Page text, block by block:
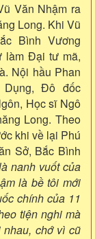
Văn Nhậm ra
Long. Khi Vũ
Bình Vương
làm Đại tư mã,
Nội hầu Phan
Dụng, Đô đốc
Học sĩ Ngô
Long. Theo
khi về lại Phú
Sở, Bắc Bình
nanh vuốt của
là bề tôi mới
chính của 11
tiện nghi mà
chớ vì cũ